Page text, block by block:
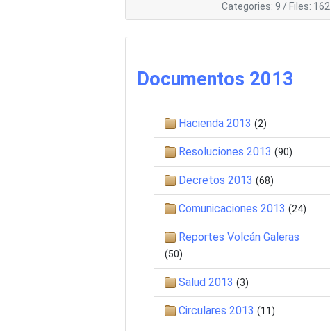
Categories: 9 / Files: 162
Documentos 2013
Hacienda 2013 (2)
Resoluciones 2013 (90)
Decretos 2013 (68)
Comunicaciones 2013 (24)
Reportes Volcán Galeras
(50)
Salud 2013 (3)
Circulares 2013 (11)